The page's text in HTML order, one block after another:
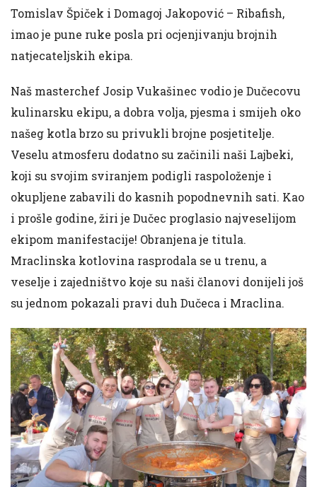
Tomislav Špiček i Domagoj Jakopović – Ribafish,
imao je pune ruke posla pri ocjenjivanju brojnih
natjecateljskih ekipa.
Naš masterchef Josip Vukašinec vodio je Dučecovu
kulinarsku ekipu, a dobra volja, pjesma i smijeh oko
našeg kotla brzo su privukli brojne posjetitelje.
Veselu atmosferu dodatno su začinili naši Lajbeki,
koji su svojim sviranjem podigli raspoloženje i
okupljene zabavili do kasnih popodnevnih sati. Kao
i prošle godine, žiri je Dučec proglasio najveselijom
ekipom manifestacije! Obranjena je titula.
Mraclinska kotlovina rasprodala se u trenu, a
veselje i zajedništvo koje su naši članovi donijeli još
su jednom pokazali pravi duh Dučeca i Mraclina.